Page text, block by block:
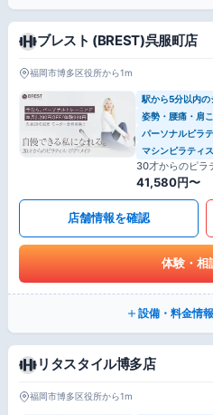
ブレスト (BREST)呉服町店
福岡市博多区役所から1m
駅から5分以内の
姿勢・腰痛・肩
パーソナルピラ
マシンピラティ
30才からのピラ
41,580円〜
店舗情報を確認
体験・相
設備・料金情
リタスタイル博多店
福岡市博多区役所から1m